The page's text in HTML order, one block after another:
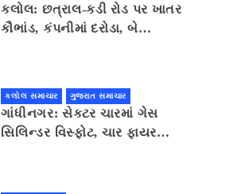
કલોલ: છત્રાલ-કડી રોડ પર ખાતર
કૌભાંડ, કંપનીમાં દરોડા, બે
કલોલ સમાચાર ગુજરાત સમાચાર
ગાંધીનગર: સેક્ટર ચારમાં ગેસ
સિલિન્ડર વિસ્ફોટ, ચાર ફાયર